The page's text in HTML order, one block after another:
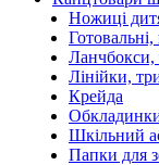
Ножиці
Готовальні,
Ланчбокси,
Лінійки,
Крейда
Шкільний
Папки для